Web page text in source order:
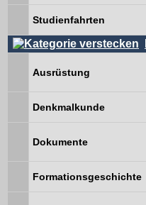
Studienfahrten
Ausrüstung
Denkmalkunde
Dokumente
Formationsgeschichte